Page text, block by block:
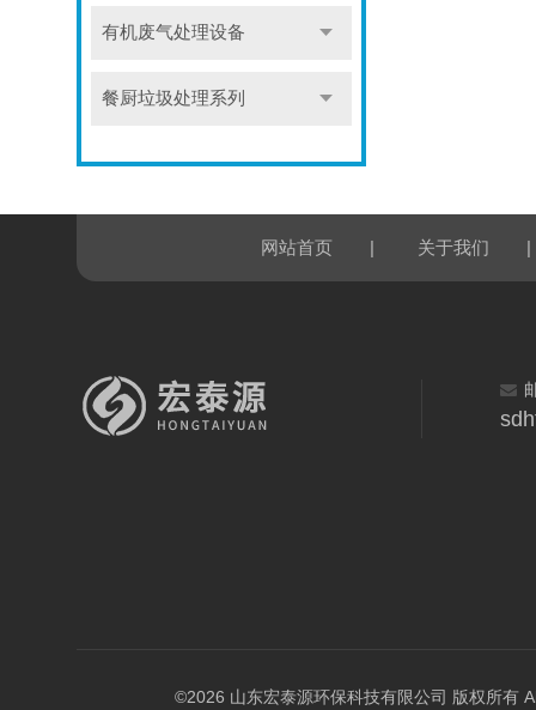
有机废气处理设备
餐厨垃圾处理系列
网站首页 | 关于我们 |
©2026 山东宏泰源环保科技有限公司 版权所有